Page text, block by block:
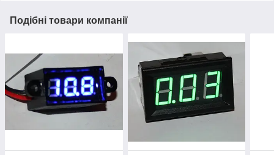
Подібні товари компанії